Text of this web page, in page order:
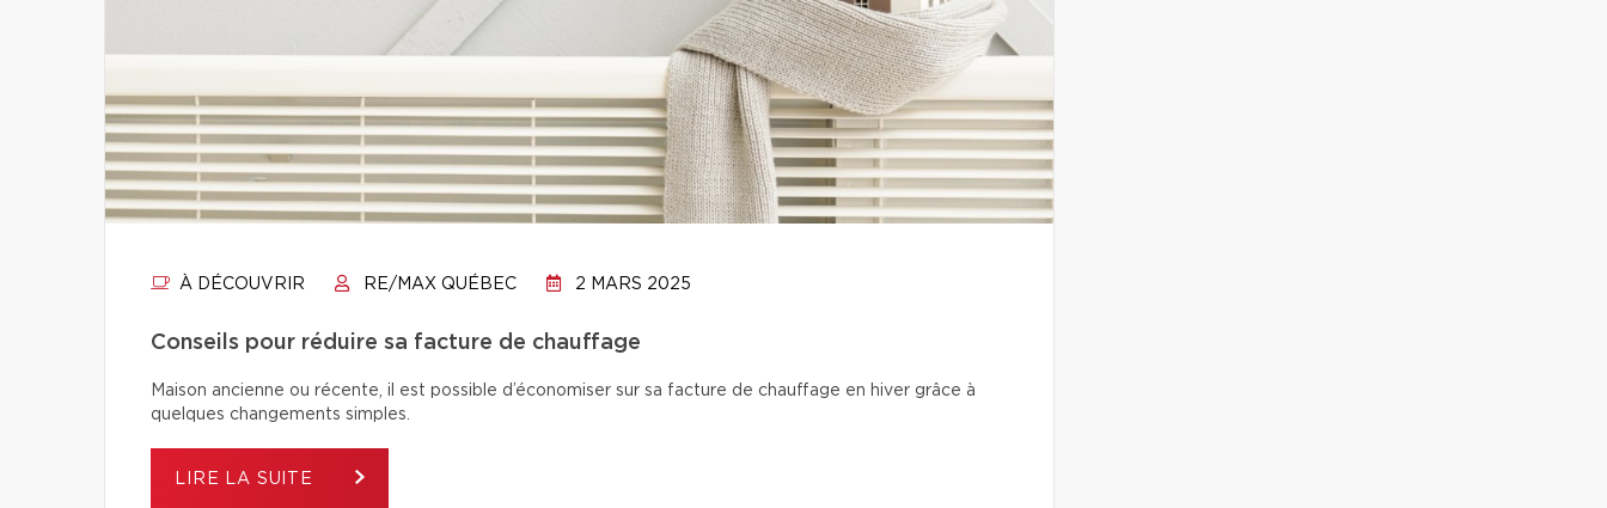
À DÉCOUVRIR RE/MAX QUÉBEC 2 MARS 2025
Conseils pour réduire sa facture de chauffage
Maison ancienne ou récente, il est possible d’économiser sur sa facture de chauffage en hiver grâce à
quelques changements simples.
LIRE LA SUITE